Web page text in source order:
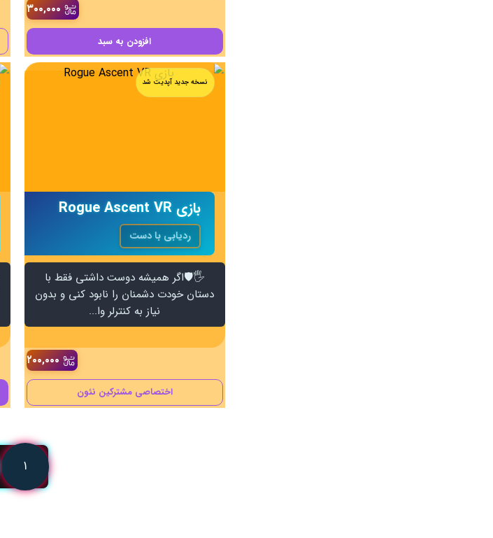
۳۰۰,۰۰۰
افزودن به سبد
بازی Rogue Ascent VR
ردیابی با دست
🖐️🛡️اگر همیشه دوست داشتی فقط با
دستان خودت دشمنان را نابود کنی و بدون
نیاز به کنترلر وا...
نسخه جدید آپدیت شد
۲۰۰,۰۰۰
اختصاصی مشترکین نئون
۱